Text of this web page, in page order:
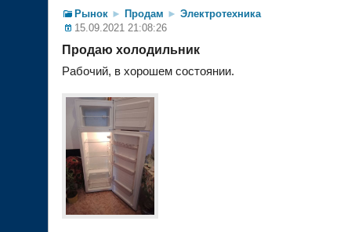
Рынок ► Продам ► Электротехника
15.09.2021 21:08:26
Продаю холодильник
Рабочий, в хорошем состоянии.